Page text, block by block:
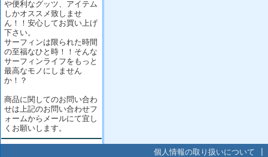
や便利なグッツ、アイテム
しかオススメ致しませ
ん！！安心してお買い上げ
下さい。
サーフィンは限られた時間
の至福なひと時！！そんな
サーフィンライフをもっと
最高なモノにしません
か！？
商品に関してのお問い合わ
せは上記のお問い合わせフ
ォームからメールにて宜し
くお願いします。
個人情報の取り扱いについて